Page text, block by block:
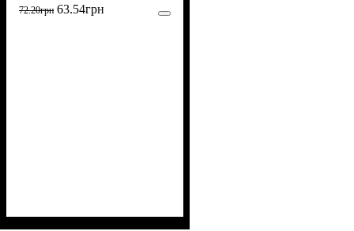
72.20грн 63.54грн